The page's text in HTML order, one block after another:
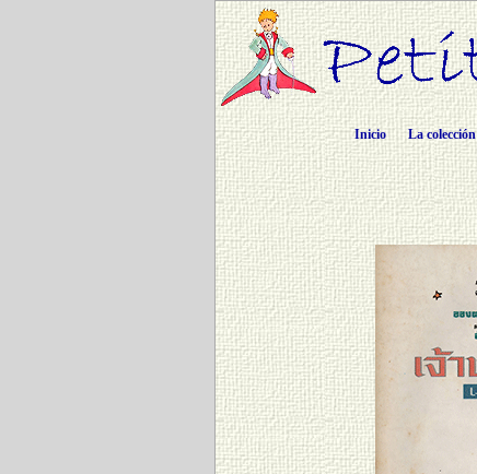
Inicio La colección